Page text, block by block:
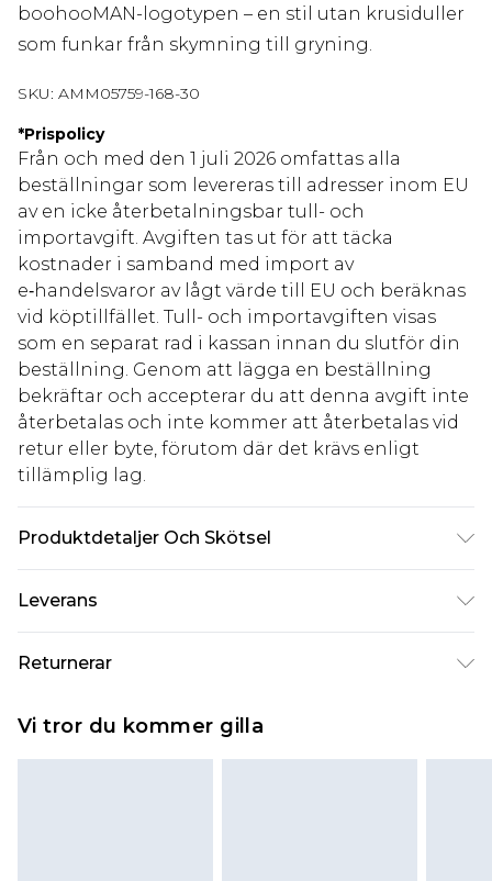
boohooMAN-logotypen – en stil utan krusiduller
som funkar från skymning till gryning.
SKU: AMM05759-168-30
*Prispolicy
Från och med den 1 juli 2026 omfattas alla
beställningar som levereras till adresser inom EU
av en icke återbetalningsbar tull- och
importavgift. Avgiften tas ut för att täcka
kostnader i samband med import av
e‑handelsvaror av lågt värde till EU och beräknas
vid köptillfället. Tull- och importavgiften visas
som en separat rad i kassan innan du slutför din
beställning. Genom att lägga en beställning
bekräftar och accepterar du att denna avgift inte
återbetalas och inte kommer att återbetalas vid
retur eller byte, förutom där det krävs enligt
tillämplig lag.
Produktdetaljer Och Skötsel
Leverans
Standardleverans Sverige
kr80
Expressleverans Sverige
Returnerar
på dig att skicka tillbaka något från den dag du
Vi tror du kommer gilla